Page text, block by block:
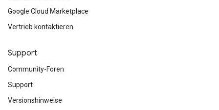
Google Cloud Marketplace
Vertrieb kontaktieren
Support
Community-Foren
Support
Versionshinweise